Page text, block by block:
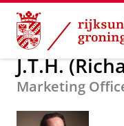
Skip
Content
Skip
Navigation
Over ons
J.T.H.
Marketing